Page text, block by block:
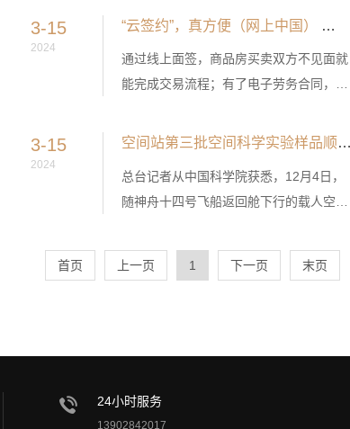
征五号运载火箭转运发射模拟平台、中国
航天博物馆正式开馆，首次全系统展示中
国航天全貌、全方位展示航天历史与成
台。
3-15
2024
“云签约”，真方便（网上中国）
通过线上面签，商品房买卖双方不见面就
能完成交易流程；有了电子劳务合同，企
手机小程序即可开具有法律效力的收据及
逐渐融入人们日常生活工作的方方面面。
3-15
2024
空间站第三批空间科学实验样品顺利返回并交付
总台记者从中国科学院获悉，12月4日，
随神舟十四号飞船返回舱下行的载人空间
空间应用系统，并于次日凌晨返回北京，
顺利运抵中科院空间应用工程与技术中
首页 上一页 1 下一页 末页
24小时服务
13902842017